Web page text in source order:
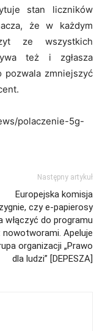
stan liczników
że w każdym
ze wszystkich
też i zgłasza
pozwala zmniejszyć
polaczenie-5g-
Następny artykuł
Europejska komisja
czy e-papierosy
włączyć do programu
nowotworami. Apeluje
organizacji „Prawo
dla ludzi” [DEPESZA]